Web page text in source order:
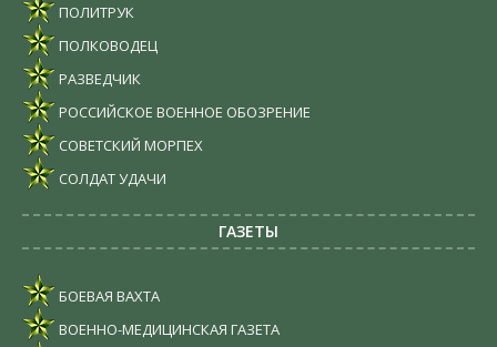
ПОЛИТРУК
ПОЛКОВОДЕЦ
РАЗВЕДЧИК
РОССИЙСКОЕ ВОЕННОЕ ОБОЗРЕНИЕ
СОВЕТСКИЙ МОРПЕХ
СОЛДАТ УДАЧИ
ГАЗЕТЫ
БОЕВАЯ ВАХТА
ВОЕННО-МЕДИЦИНСКАЯ ГАЗЕТА